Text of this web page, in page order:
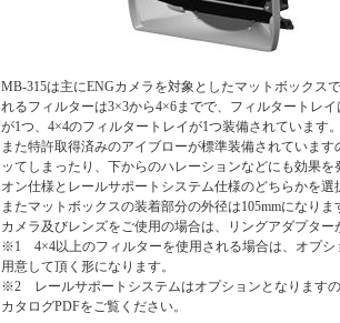
MB-315は主にENGカメラを対象としたマットボックス
れるフィルターは3×3から4×6までで、フィルタートレ
が1つ、4×4のフィルタートレイが1つ装備されています
また特許取得済みのアイブローが標準装備されていま
ッてしまったり、下からのハレーションなどにも効果
オン仕様とレールサポートシステム仕様のどちらかを
またマットボックスの装着部分の外径は105mmになり
カメラ及びレンズをご使用の場合は、リングアダプター
※1 4×4以上のフィルターを使用される場合は、オプシ
用意して頂く形になります。
※2 レールサポートシステムはオプションとなります
カタログPDFをご覧ください。